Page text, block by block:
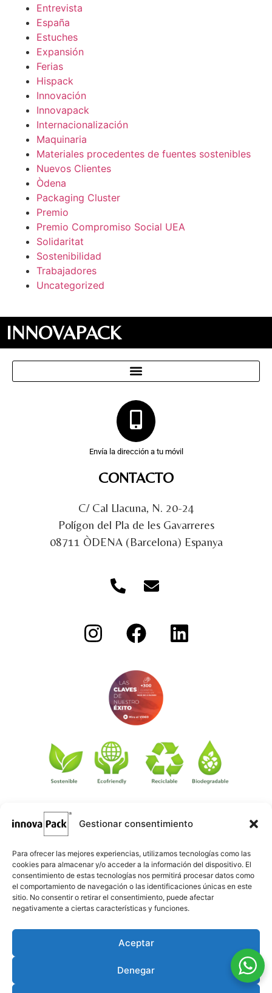
Gestionar consentimiento
Para ofrecer las mejores experiencias, utilizamos tecnologías como las
cookies para almacenar y/o acceder a la información del dispositivo. El
consentimiento de estas tecnologías nos permitirá procesar datos como
el comportamiento de navegación o las identificaciones únicas en este
sitio. No consentir o retirar el consentimiento, puede afectar
negativamente a ciertas características y funciones.
Aceptar
Denegar
Entrevista
España
Estuches
Expansión
Ferias
Hispack
Innovación
Innovapack
Internacionalización
Maquinaria
Materiales procedentes de fuentes sostenibles
Nuevos Clientes
Òdena
Packaging Cluster
Premio
Premio Compromiso Social UEA
Solidaritat
Sostenibilidad
Trabajadores
Uncategorized
INNOVAPACK
Envía la dirección a tu móvil
CONTACTO
C/ Cal Llacuna, N. 20-24
Polígon del Pla de les Gavarreres
08711 ÒDENA (Barcelona) Espanya
©·Créditos: Redacción: Innovapack · Diseño e implementación
web: Manel Caparrós · Servidores y publicación:
Contenido blog: conten.blog